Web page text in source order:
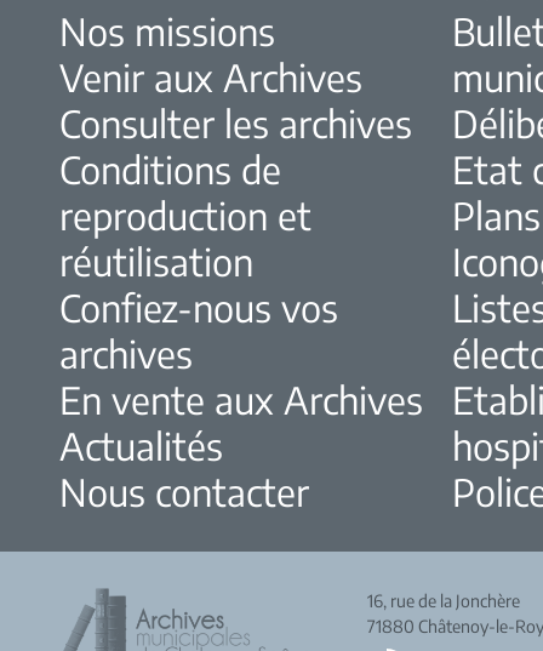
Nos missions
Venir aux Archives
Consulter les archives
Conditions de
reproduction et
réutilisation
Confiez-nous vos
archives
En vente aux Archives
Actualités
Nous contacter
Etat
Plans
16, rue de la Jonchère
71880 Châtenoy-le-